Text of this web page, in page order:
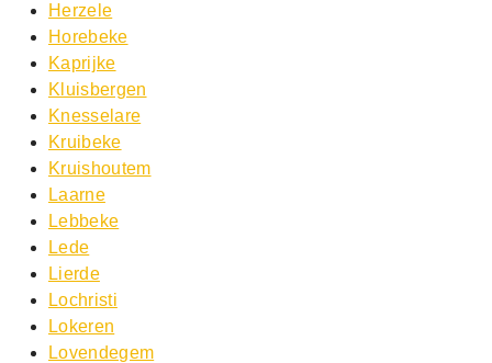
Herzele
Horebeke
Kaprijke
Kluisbergen
Knesselare
Kruibeke
Kruishoutem
Laarne
Lebbeke
Lede
Lierde
Lochristi
Lokeren
Lovendegem